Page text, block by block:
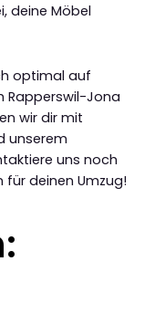
deine Möbel
optimal auf
Rapperswil-Jona
wir dir mit
unserem
uns noch
für deinen Umzug!